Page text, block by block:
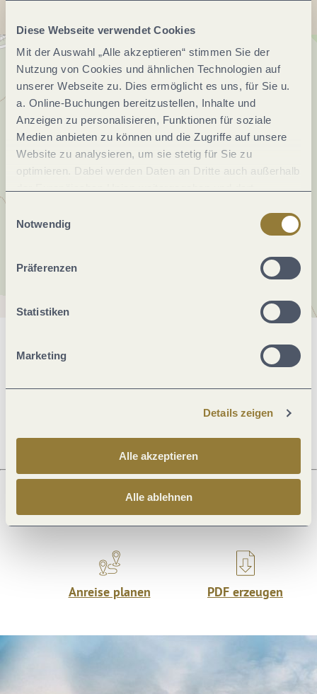
Diese Webseite verwendet Cookies
Mit der Auswahl „Alle akzeptieren“ stimmen Sie der
Nutzung von Cookies und ähnlichen Technologien auf
unserer Webseite zu. Dies ermöglicht es uns, für Sie u.
a. Online-Buchungen bereitzustellen, Inhalte und
Anzeigen zu personalisieren, Funktionen für soziale
Medien anbieten zu können und die Zugriffe auf unsere
Website zu analysieren, um sie stetig für Sie zu
optimieren. Dabei werden Daten an Dritte auch außerhalb
jederzeit widerrufen werden. Mit der Auswahl "Alle
ablehnen" kann es zu Beeinträchtigungen in der Nutzung
Notwendig
Präferenzen
Statistiken
Marketing
Details zeigen
Alle akzeptieren
Alle ablehnen
Allgemeine Informationen
Was möchtest du als nächstes tun?
Anreise planen PDF erzeugen